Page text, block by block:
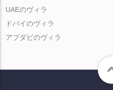
UAEのヴィラ
ドバイのヴィラ
アブダビのヴィラ